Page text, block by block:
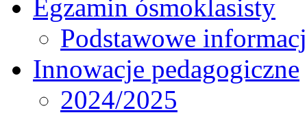
Egzamin ósmoklasisty
Podstawowe
Innowacje pedagogiczne
2024/2025